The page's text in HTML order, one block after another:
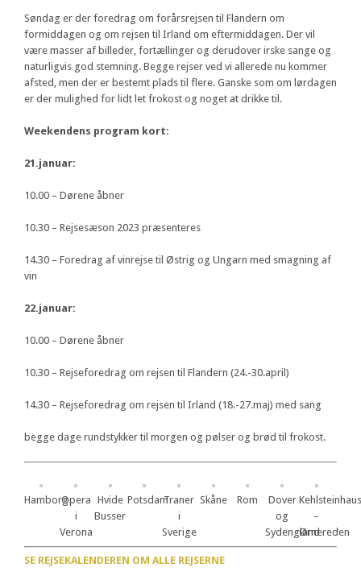
Søndag er der foredrag om forårsrejsen til Flandern om
formiddagen og om rejsen til Irland om eftermiddagen. Der vil
være masser af billeder, fortællinger og derudover irske sange og
naturligvis god stemning. Begge rejser ved vi allerede nu kommer
afsted, men der er bestemt plads til flere. Ganske som om lørdagen
er der mulighed for lidt let frokost og noget at drikke til.
Weekendens program kort:
21.januar:
10.00 – Dørene åbner
10.30 – Rejsesæson 2023 præsenteres
14.30 – Foredrag af vinrejse til Østrig og Ungarn med smagning af
vin
22.januar:
10.00 – Dørene åbner
10.30 – Rejseforedrag om rejsen til Flandern (24.-30.april)
14.30 – Rejseforedrag om rejsen til Irland (18.-27.maj) med sang
begge dage rundstykker til morgen og pølser og brød til frokost.
HamborgOpera
i
Verona
Hvide
Busser
PotsdamTraner
i
Sverige
Skåne Rom
Dover
og
Sydengland
–
Ørnereden
SE REJSEKALENDEREN OM ALLE REJSERNE